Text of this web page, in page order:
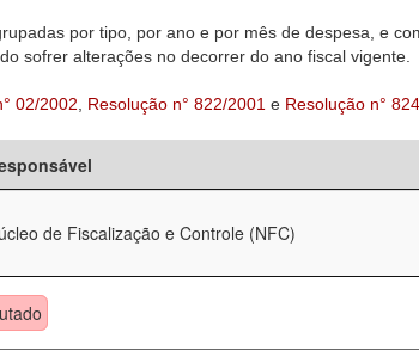
por tipo, por ano e por mês de despesa, e
sofrer alterações no decorrer do ano fiscal vigente.
02/2002 Resolução n° 822/2001 e Resolução n°
de Fiscalização e Controle (NFC)